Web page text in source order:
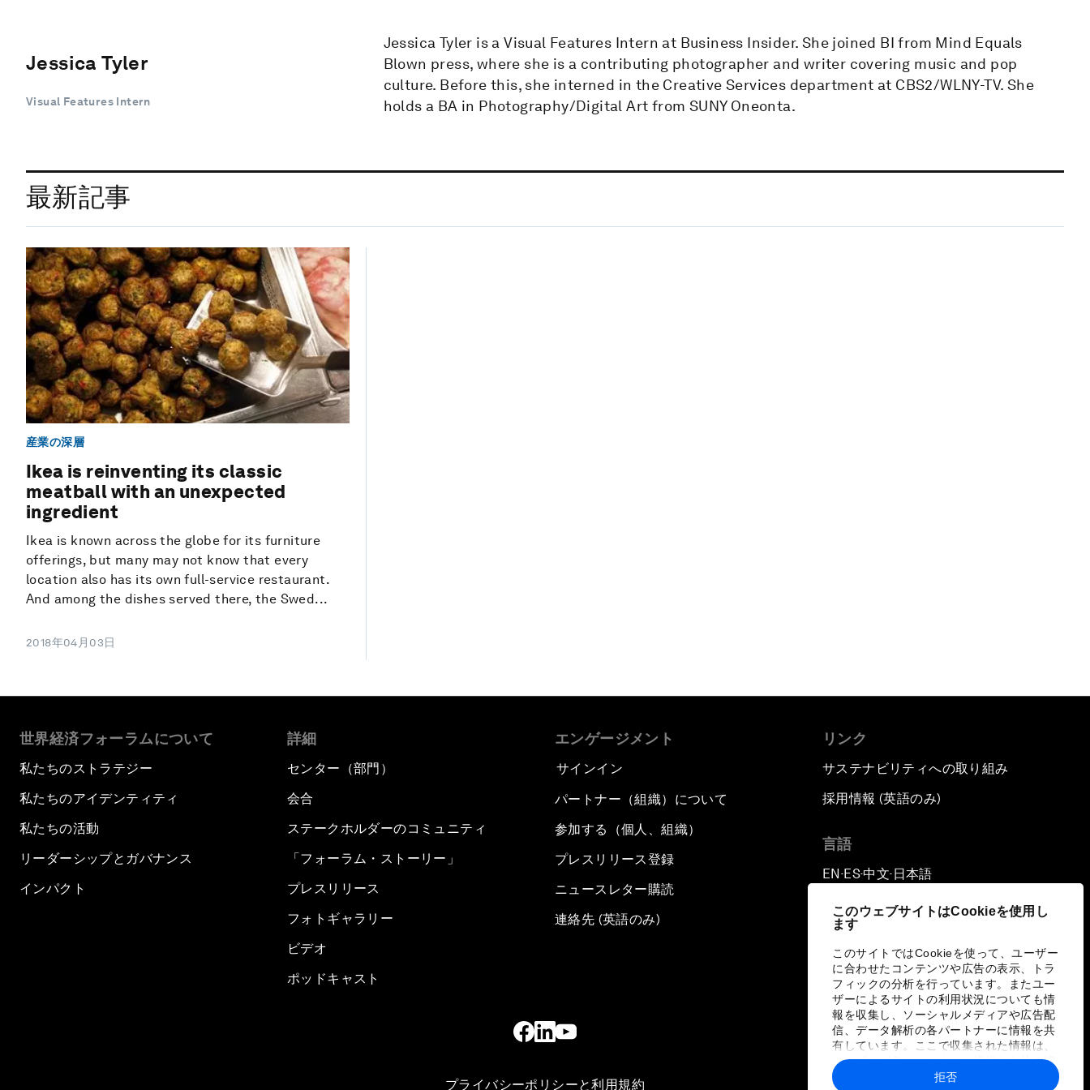
このウェブサイトはCookieを使用し
ます
このサイトではCookieを使って、ユーザー
に合わせたコンテンツや広告の表示、トラ
フィックの分析を行っています。またユー
ザーによるサイトの利用状況についても情
報を収集し、ソーシャルメディアや広告配
信、データ解析の各パートナーに情報を共
有しています。ここで収集された情報は、
ユーザーが各パートナーに提供した他の情
報や各パートナーのサービスを使用した際
拒否
Jessica Tyler
Visual Features Intern
Jessica Tyler is a Visual Features Intern at Business Insider. She joined BI from Mind Equals
Blown press, where she is a contributing photographer and writer covering music and pop
culture. Before this, she interned in the Creative Services department at CBS2/WLNY-TV. She
holds a BA in Photography/Digital Art from SUNY Oneonta.
最新記事
産業の深層
Ikea is reinventing its classic
meatball with an unexpected
ingredient
Ikea is known across the globe for its furniture
offerings, but many may not know that every
location also has its own full-service restaurant.
And among the dishes served there, the Swed...
2018年04月03日
世界経済フォーラムについて
私たちのストラテジー
私たちのアイデンティティ
私たちの活動
リーダーシップとガバナンス
インパクト
詳細
センター（部門）
会合
ステークホルダーのコミュニティ
「フォーラム・ストーリー」
プレスリリース
フォトギャラリー
ビデオ
ポッドキャスト
エンゲージメント
サインイン
パートナー（組織）について
参加する（個人、組織）
プレスリリース登録
ニュースレター購読
連絡先 (英語のみ)
リンク
サステナビリティへの取り組み
採用情報 (英語のみ)
言語
EN ▪ ES▪中文▪ 日本語
プライバシーポリシーと利用規約